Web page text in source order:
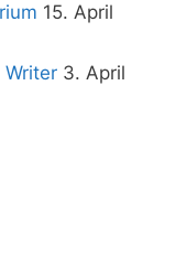
15. April
3. April